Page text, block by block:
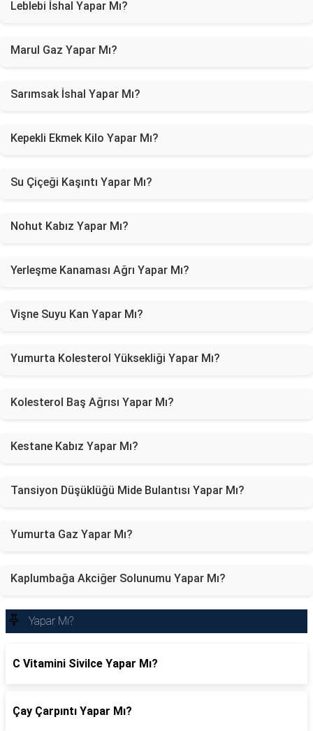
Leblebi İshal Yapar Mı?
Marul Gaz Yapar Mı?
Sarımsak İshal Yapar Mı?
Kepekli Ekmek Kilo Yapar Mı?
Su Çiçeği Kaşıntı Yapar Mı?
Nohut Kabız Yapar Mı?
Yerleşme Kanaması Ağrı Yapar Mı?
Vişne Suyu Kan Yapar Mı?
Yumurta Kolesterol Yüksekliği Yapar Mı?
Kolesterol Baş Ağrısı Yapar Mı?
Kestane Kabız Yapar Mı?
Tansiyon Düşüklüğü Mide Bulantısı Yapar Mı?
Yumurta Gaz Yapar Mı?
Kaplumbağa Akciğer Solunumu Yapar Mı?
Yapar Mı?
C Vitamini Sivilce Yapar Mı?
Çay Çarpıntı Yapar Mı?